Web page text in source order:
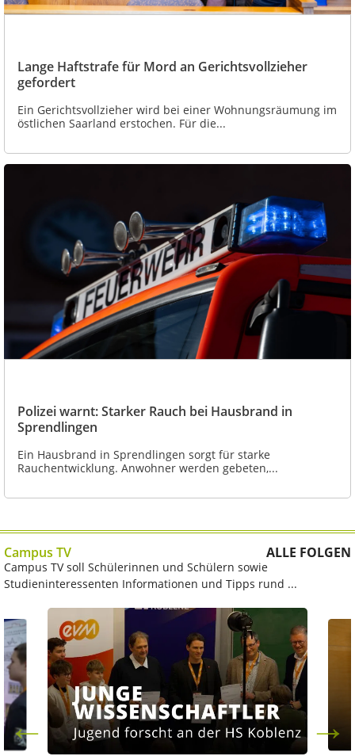
Lange Haftstrafe für Mord an Gerichtsvollzieher
gefordert
Ein Gerichtsvollzieher wird bei einer Wohnungsräumung im
östlichen Saarland erstochen. Für die...
Polizei warnt: Starker Rauch bei Hausbrand in
Sprendlingen
Ein Hausbrand in Sprendlingen sorgt für starke
Rauchentwicklung. Anwohner werden gebeten,...
Campus TV ALLE FOLGEN
Campus TV soll Schülerinnen und Schülern sowie
Studieninteressenten Informationen und Tipps rund ...